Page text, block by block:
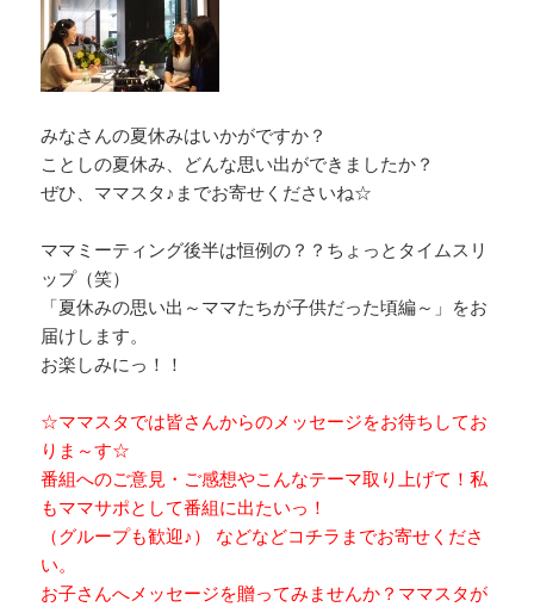
みなさんの夏休みはいかがですか？
ことしの夏休み、どんな思い出ができましたか？
ぜひ、ママスタ♪までお寄せくださいね☆
ママミーティング後半は恒例の？？ちょっとタイムスリ
ップ（笑）
「夏休みの思い出～ママたちが子供だった頃編～」をお
届けします。
お楽しみにっ！！
☆ママスタでは皆さんからのメッセージをお待ちしてお
りま～す☆
番組へのご意見・ご感想やこんなテーマ取り上げて！私
もママサポとして番組に出たいっ！
（グループも歓迎♪） などなどコチラまでお寄せくださ
い。
お子さんへメッセージを贈ってみませんか？ママスタが